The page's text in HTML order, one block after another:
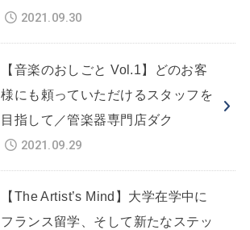
2021.09.30
【音楽のおしごと Vol.1】どのお客
様にも頼っていただけるスタッフを
目指して／管楽器専門店ダク
2021.09.29
【The Artist’s Mind】大学在学中に
フランス留学、そして新たなステッ